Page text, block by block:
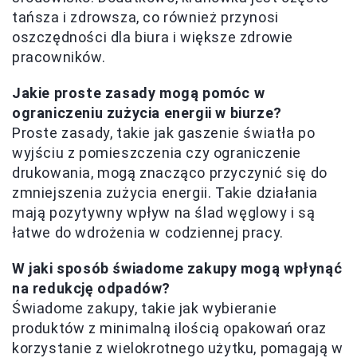
tańsza i zdrowsza, co również przynosi
oszczędności dla biura i większe zdrowie
pracowników.
Jakie proste zasady mogą pomóc w
ograniczeniu zużycia energii w biurze?
Proste zasady, takie jak gaszenie światła po
wyjściu z pomieszczenia czy ograniczenie
drukowania, mogą znacząco przyczynić się do
zmniejszenia zużycia energii. Takie działania
mają pozytywny wpływ na ślad węglowy i są
łatwe do wdrożenia w codziennej pracy.
W jaki sposób świadome zakupy mogą wpłynąć
na redukcję odpadów?
Świadome zakupy, takie jak wybieranie
produktów z minimalną ilością opakowań oraz
korzystanie z wielokrotnego użytku, pomagają w